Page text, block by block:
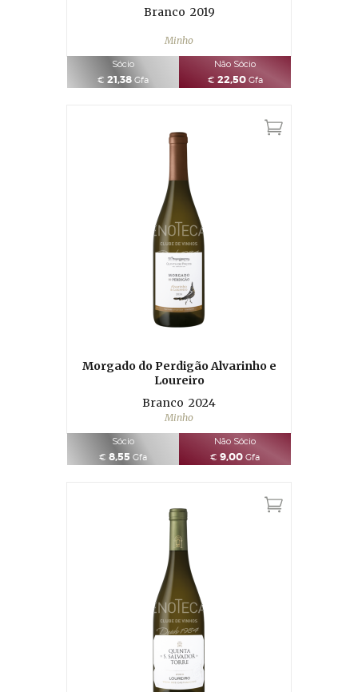
Branco 2019
Minho
Sócio
€ 21,38 Gfa
Não Sócio
€ 22,50 Gfa
Morgado do Perdigão Alvarinho e
Loureiro
Branco 2024
Minho
Sócio
€ 8,55 Gfa
Não Sócio
€ 9,00 Gfa